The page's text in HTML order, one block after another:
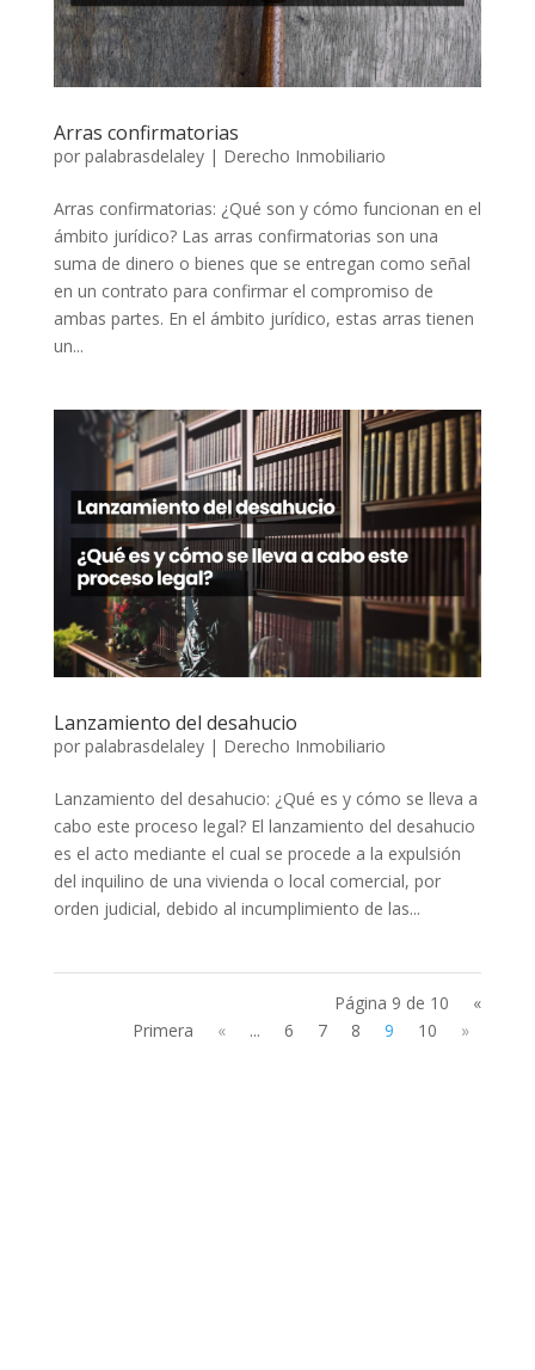
Arras confirmatorias
por palabrasdelaley| Derecho Inmobiliario
Arras confirmatorias: ¿Qué son y cómo funcionan en el
ámbito jurídico? Las arras confirmatorias son una
suma de dinero o bienes que se entregan como señal
en un contrato para confirmar el compromiso de
ambas partes. En el ámbito jurídico, estas arras tienen
un...
Lanzamiento del desahucio
por palabrasdelaley| Derecho Inmobiliario
Lanzamiento del desahucio: ¿Qué es y cómo se lleva a
cabo este proceso legal? El lanzamiento del desahucio
es el acto mediante el cual se procede a la expulsión
del inquilino de una vivienda o local comercial, por
orden judicial, debido al incumplimiento de las...
Página 9 de 10
«
Primera
« ... 6 7 8 9 10 »